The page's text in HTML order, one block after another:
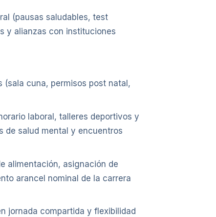
(pausas saludables, test
y alianzas con instituciones
(sala cuna, permisos post natal,
laboral, talleres deportivos y
de salud mental y encuentros
alimentación, asignación de
arancel nominal de la carrera
jornada compartida y flexibilidad